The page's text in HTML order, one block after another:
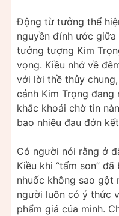
Động từ tưởng thể
nguyền đính ước giữa
tưởng tượng Kim
vọng. Kiều nhớ về
với lời thề thủy
cảnh Kim Trọng đang
khắc khoải chờ tin
bao nhiêu đau đớn
Có người nói rằng ở
Kiều khi “tấm son”
nhuốc không sao gột
người luôn có ý thức
phẩm giá của mình.